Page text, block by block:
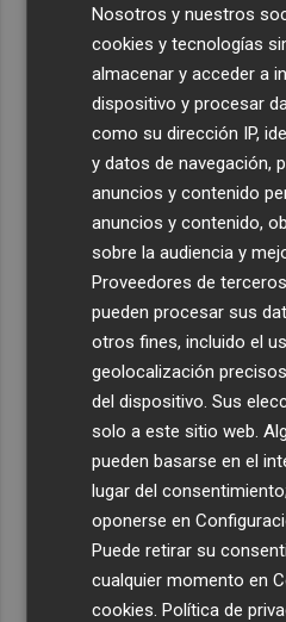
Nosotros y nuestros
cookies y tecnologías
almacenar y acceder a
dispositivo y procesar
como su dirección IP,
y datos de navegación,
anuncios y contenido
anuncios y contenido,
sobre la audiencia y
Proveedores de
pueden procesar sus
otros fines, incluido el
geolocalización
del dispositivo. Sus
solo a este sitio web.
pueden basarse en el
lugar del
oponerse en
Puede retirar su
cualquier momento en
cookies .Política de